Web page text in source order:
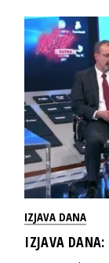
IZJAVA DANA
IZJAVA